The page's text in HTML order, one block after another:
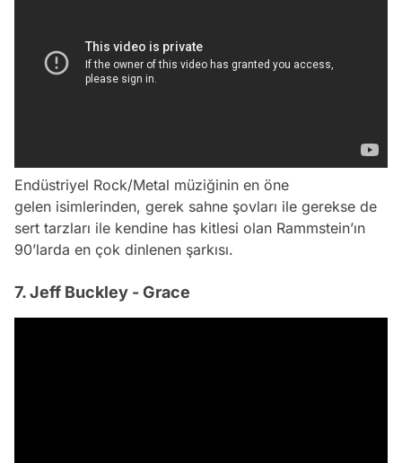
Endüstriyel Rock/Metal müziğinin en öne
gelen isimlerinden, gerek sahne şovları ile gerekse de
sert tarzları ile kendine has kitlesi olan Rammstein’ın
90’larda en çok dinlenen şarkısı.
7. Jeff Buckley - Grace